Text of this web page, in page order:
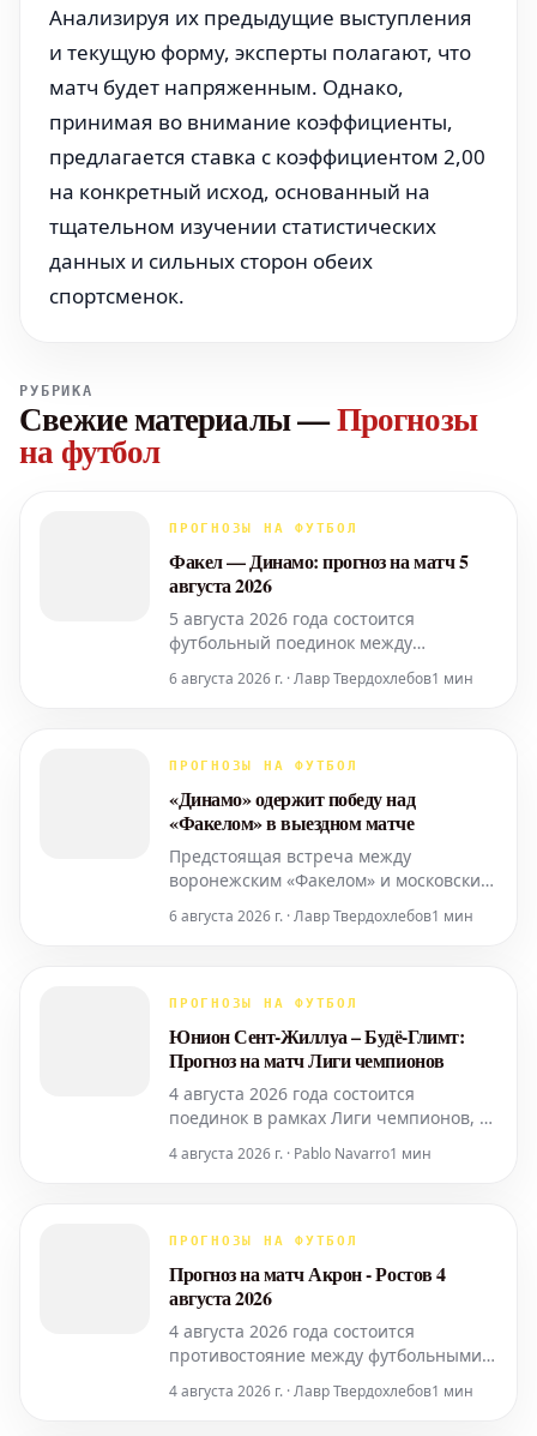
Анализируя их предыдущие выступления
и текущую форму, эксперты полагают, что
матч будет напряженным. Однако,
принимая во внимание коэффициенты,
предлагается ставка с коэффициентом 2,00
на конкретный исход, основанный на
тщательном изучении статистических
данных и сильных сторон обеих
спортсменок.
РУБРИКА
Свежие материалы—Прогнозы
на футбол
ПРОГНОЗЫ НА ФУТБОЛ
Факел — Динамо: прогноз на матч 5
августа 2026
5 августа 2026 года состоится
футбольный поединок между
командами "Факел" и "Динамо". Этот
матч обещает быть интересным,
выступая на своем поле, традиционно
Команда, вероятно, будет де
6 августа 2026 г. · Лавр Твердохлебов1 мин
ПРОГНОЗЫ НА ФУТБОЛ
«Динамо» одержит победу над
«Факелом» в выездном матче
Предстоящая встреча между
воронежским «Факелом» и московским
«Динамо» в рамках Российской
Премьер-Лиги вызывает повышенный
потенциальных сценариев игры
столичного клуба. «Динамо»
демонстрирует
6 августа 2026 г. · Лавр Твердохлебов1 мин
ПРОГНОЗЫ НА ФУТБОЛ
Юнион Сент-Жиллуа – Будё-Глимт:
Прогноз на матч Лиги чемпионов
4 августа 2026 года состоится
поединок в рамках Лиги чемпионов, в
"Юнион Сент-Жиллуа" и норвежский
формы команд и их потенциала.
представ
4 августа 2026 г. · Pablo Navarro1 мин
ПРОГНОЗЫ НА ФУТБОЛ
Прогноз на матч Акрон - Ростов 4
августа 2026
4 августа 2026 года состоится
противостояние между футбольными
Представляем вашему вниманию
4 августа 2026 г. · Лавр Твердохлебов1 мин